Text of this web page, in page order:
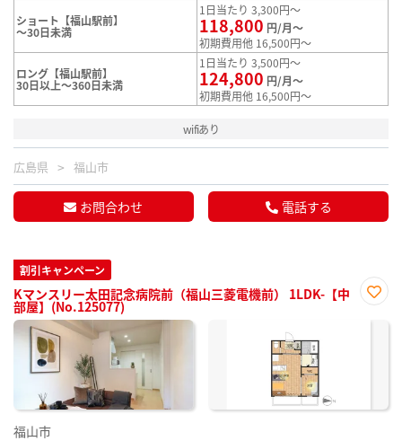
ショート【福山駅前】
～30日未満
1日当たり 3,300円～
118,800 円/月～
初期費用他 16,500円～
ロング【福山駅前】
30日以上～360日未満
1日当たり 3,500円～
124,800 円/月～
初期費用他 16,500円～
wifiあり
広島県 福山市
お問合わせ 電話する
割引キャンペーン
Kマンスリー太田記念病院前（福山三菱電機前） 1LDK-【中
部屋】(No.125077)
に入
福山市